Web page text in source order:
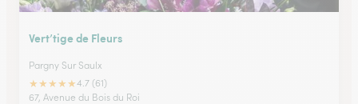
Vert’tige de Fleurs
Pargny Sur Saulx
★★★★★4.7 (61)
67, Avenue du Bois du Roi